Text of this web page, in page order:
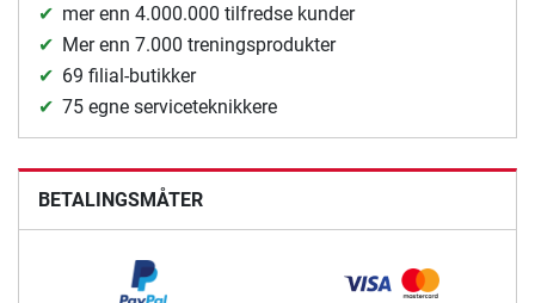
mer enn 4.000.000 tilfredse kunder
Mer enn 7.000 treningsprodukter
69 filial-butikker
75 egne serviceteknikkere
BETALINGSMÅTER